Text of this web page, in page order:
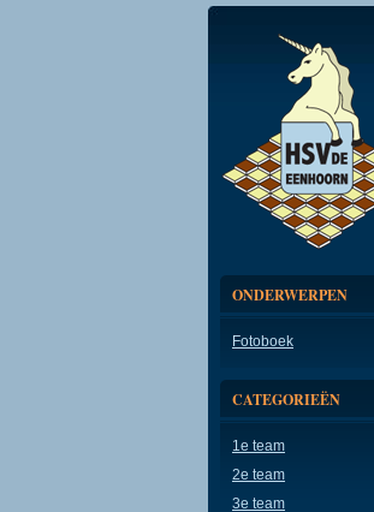
ONDERWERPEN
Fotoboek
CATEGORIEËN
1e team
2e team
3e team